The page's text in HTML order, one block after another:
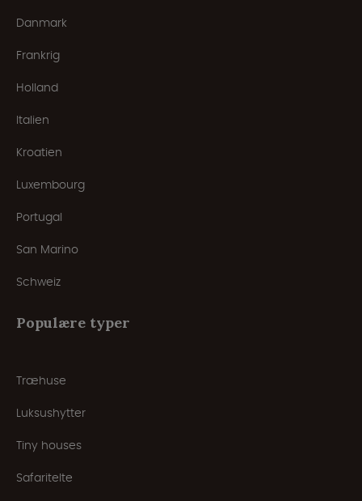
Danmark
Frankrig
Holland
Italien
Kroatien
Luxembourg
Portugal
San Marino
Schweiz
Populære typer
Træhuse
Luksushytter
Tiny houses
Safaritelte